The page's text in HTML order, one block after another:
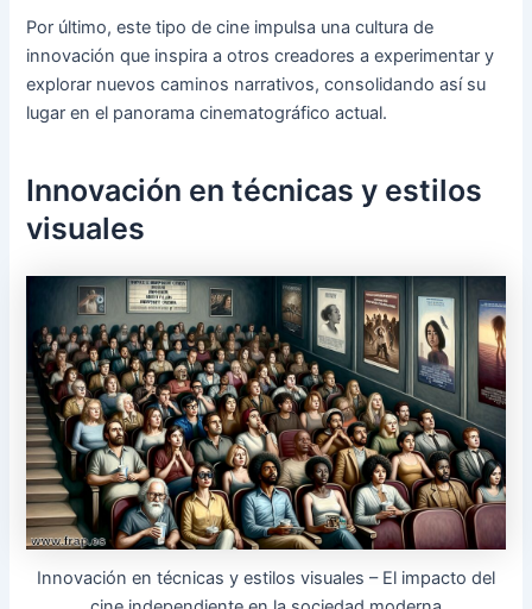
Por último, este tipo de cine impulsa una cultura de
innovación que inspira a otros creadores a experimentar y
explorar nuevos caminos narrativos, consolidando así su
lugar en el panorama cinematográfico actual.
Innovación en técnicas y estilos
visuales
Innovación en técnicas y estilos visuales – El impacto del